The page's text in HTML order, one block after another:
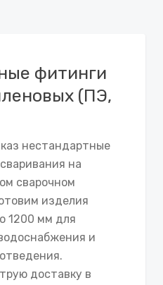
фитинги
(ПЭ,
нестандартные
на
сварочном
изделия
1200 мм для
и
доставку в